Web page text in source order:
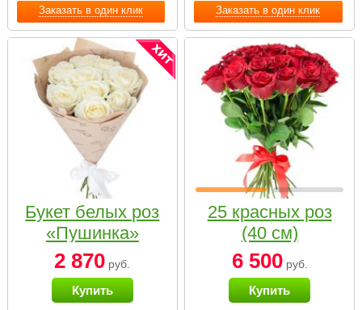
Заказать в один клик Заказать в один клик
Букет белых роз
«Пушинка»
2 870 руб.
Купить
25 красных роз
(40 см)
6 500руб.
Купить